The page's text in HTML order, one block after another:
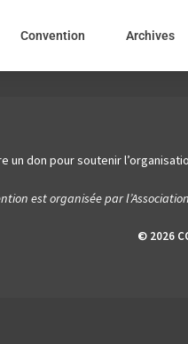
Convention Archives
un don pour soutenir
est organisée par
© 2026